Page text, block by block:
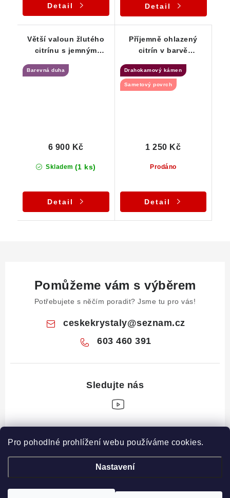
Pro pohodlné prohlížení webu používáme cookies.
Nastavení
Detail Detail
Větší valoun žlutého
citrínu s jemným
velkou duhou
Barevná duha
Skladem (1 ks)
6 900 Kč
Detail
Příjemně ohlazený
citrín v barvě
drahokamovou
čistototu
Drahokamový kámen
Sametový povrch
Prodáno
1 250 Kč
Detail
Pomůžeme vám s výběrem
Potřebujete s něčím poradit? Jsme tu pro vás!
ceskekrystaly@seznam.cz
603 460 391
Z
Informace pro vás
Obchodní podmínky